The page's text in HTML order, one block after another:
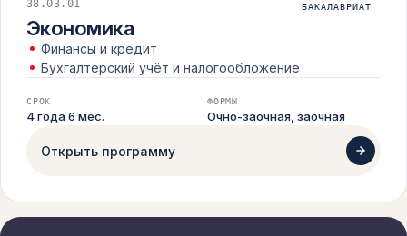
38.03.01 БАКАЛАВРИАТ
Экономика
Финансы и кредит
Бухгалтерский учёт и налогообложение
СРОК
4 года 6 мес.
ФОРМЫ
Очно-заочная, заочная
Открыть программу